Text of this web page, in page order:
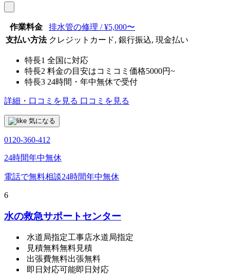
作業料金
排水管の修理 / ¥5,000〜
支払い方法 クレジットカード, 銀行振込, 現金払い
特長1 全国に対応
特長2 料金の目安はコミコミ価格5000円~
特長3 24時間・年中無休で受付
詳細・口コミを見る 口コミを見る
気になる
0120-360-412
24時間年中無休
電話で無料相談24時間年中無休
6
水の救急サポートセンター
水道局指定工事店水道局指定
見積無料無料見積
出張費無料出張無料
即日対応可能即日対応